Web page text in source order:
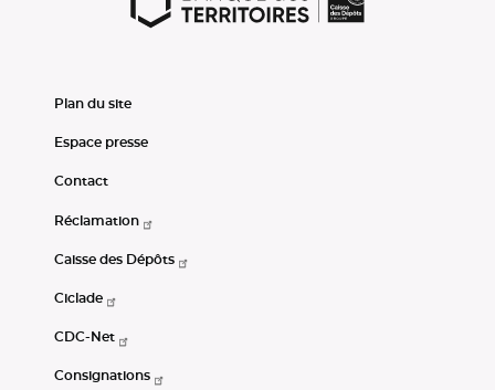
Plan du site
Espace presse
Contact
Réclamation
Caisse des Dépôts
Ciclade
CDC-Net
Consignations